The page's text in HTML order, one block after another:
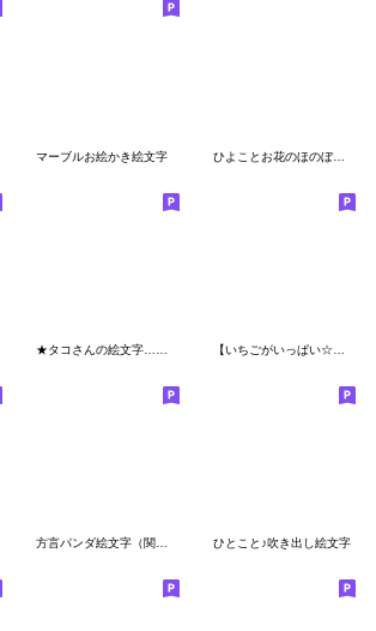
マーブルお絵かき絵文字 ひよことお花のほのぼの絵文字
方言パンダ絵文字（関西弁） ひとこと♪吹き出し絵文字